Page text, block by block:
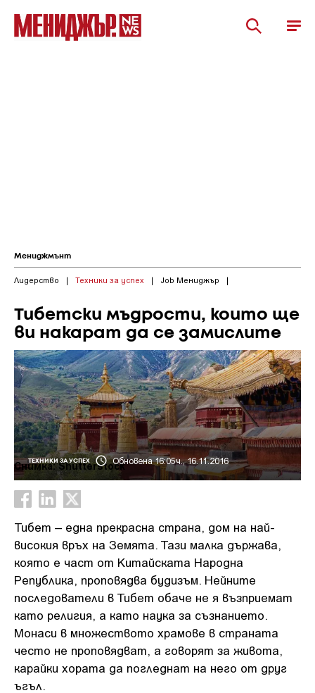
Мениджмънт
Лидерство | Техники за успех | Job Мениджър |
Тибетски мъдрости, които ще
ви накарат да се замислите
ТЕХНИКИ ЗА УСПЕХ Обновена 16:05ч., 16.11.2016
Снимка: Shutterstock
Тибет – една прекрасна страна, дом на най-
високия връх на Земята. Тази малка държава,
която е част от Китайската Народна
Република, проповядва будизъм. Нейните
последователи в Тибет обаче не я възприемат
като религия, а като наука за съзнанието.
Монаси в множеството храмове в страната
често не проповядват, а говорят за живота,
карайки хората да погледнат на него от друг
ъгъл.